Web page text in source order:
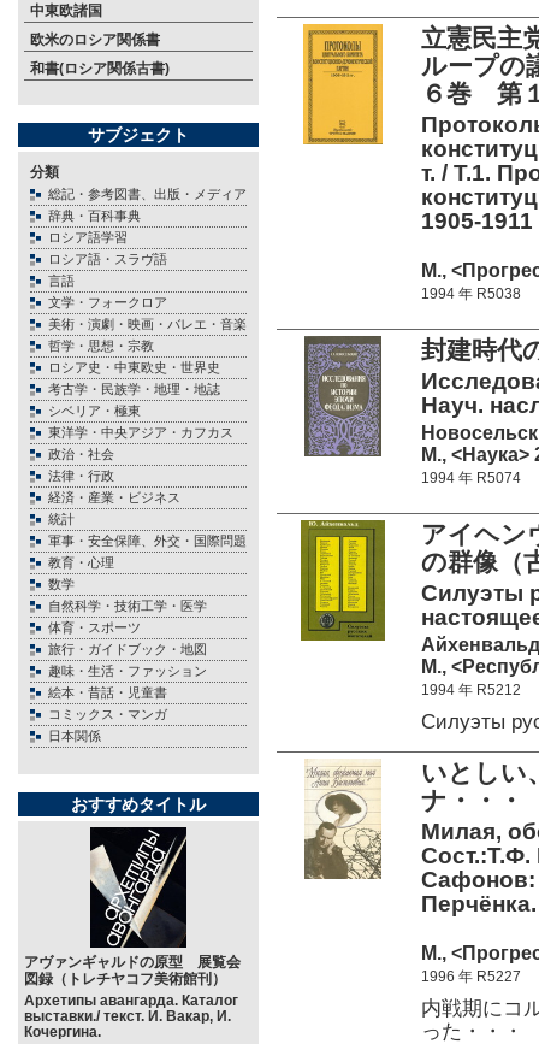
中東欧諸国
欧米のロシア関係書
和書(ロシア関係古書)
サブジェクト
分類
総記・参考図書、出版・メディア
辞典・百科事典
ロシア語学習
ロシア語・スラヴ語
言語
文学・フォークロア
美術・演劇・映画・バレエ・音楽
哲学・思想・宗教
ロシア史・中東欧史・世界史
考古学・民族学・地理・地誌
シベリア・極東
東洋学・中央アジア・カフカス
政治・社会
法律・行政
経済・産業・ビジネス
統計
軍事・安全保障、外交・国際問題
教育・心理
数学
自然科学・技術工学・医学
体育・スポーツ
旅行・ガイドブック・地図
趣味・生活・ファッション
絵本・昔話・児童書
コミックス・マンガ
日本関係
おすすめタイトル
アヴァンギャルドの原型 展覧会
図録（トレチヤコフ美術館刊）
Архетипы авангарда. Каталог
выставки./ текст. И. Вакар, И.
Кочергина.
立憲民主
ループの
６巻 第
т. / Т.1.
1905-1911
М.,
1994 年 R5038
封建時代
Науч.
М., <Наука>
1994 年 R5074
アイヘン
の群像（
Силуэты
М.,
1994 年 R5212
Силуэты
いとしい
ナ・・・
Милая,
Сафонов:
Перчёнка.
М.,
1996 年 R5227
内戦期にコ
った・・・